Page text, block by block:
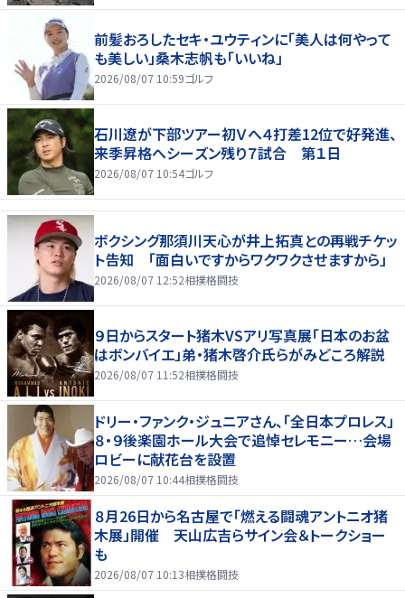
前髪おろしたセキ・ユウティンに「美人は何やって
も美しい」桑木志帆も「いいね」
2026/08/07 10:59ゴルフ
石川遼が下部ツアー初Ｖへ４打差12位で好発進、
来季昇格へシーズン残り７試合 第１日
2026/08/07 10:54ゴルフ
ボクシング那須川天心が井上拓真との再戦チケッ
ト告知 「面白いですからワクワクさせますから」
2026/08/07 12:52相撲格闘技
９日からスタート猪木VSアリ写真展「日本のお盆
はボンバイエ」弟・猪木啓介氏らがみどころ解説
2026/08/07 11:52相撲格闘技
ドリー・ファンク・ジュニアさん、「全日本プロレス」
８・９後楽園ホール大会で追悼セレモニー…会場
ロビーに献花台を設置
2026/08/07 10:44相撲格闘技
８月26日から名古屋で「燃える闘魂アントニオ猪
木展」開催 天山広吉らサイン会＆トークショー
も
2026/08/07 10:13相撲格闘技